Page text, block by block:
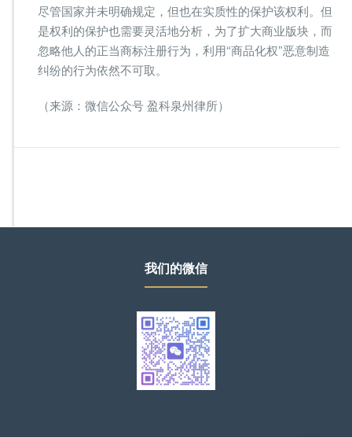
尽管国家并未明确规定，但也在实质性的保护该权利。但
是权利的保护也需要灵活地分析，为了扩大商业版块，而
忽略他人的正当商标注册行为，利用“商品化权”恶意制造
纠纷的行为依然不可取。
（来源：微信公众号 盈科泉州律所）
我们的微信